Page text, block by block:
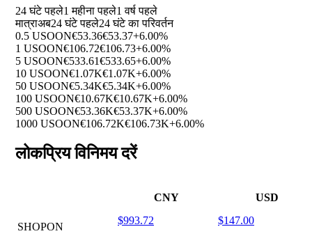
24 घंटे पहले1 महीना पहले1 वर्ष पहले
मात्राअब24 घंटे पहले24 घंटे का परिवर्तन
0.5 USOON€53.36€53.37+6.00%
1 USOON€106.72€106.73+6.00%
5 USOON€533.61€533.65+6.00%
10 USOON€1.07K€1.07K+6.00%
50 USOON€5.34K€5.34K+6.00%
100 USOON€10.67K€10.67K+6.00%
500 USOON€53.36K€53.37K+6.00%
1000 USOON€106.72K€106.73K+6.00%
लोकप्रिय विनिमय दरें
CNY USD
SHOPON
$993.72 $147.00